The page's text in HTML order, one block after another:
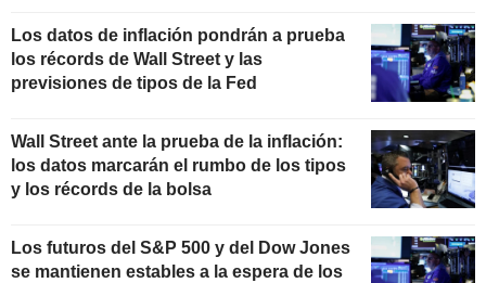
Los datos de inflación pondrán a prueba
los récords de Wall Street y las
previsiones de tipos de la Fed
Wall Street ante la prueba de la inflación:
los datos marcarán el rumbo de los tipos
y los récords de la bolsa
Los futuros del S&P 500 y del Dow Jones
se mantienen estables a la espera de los